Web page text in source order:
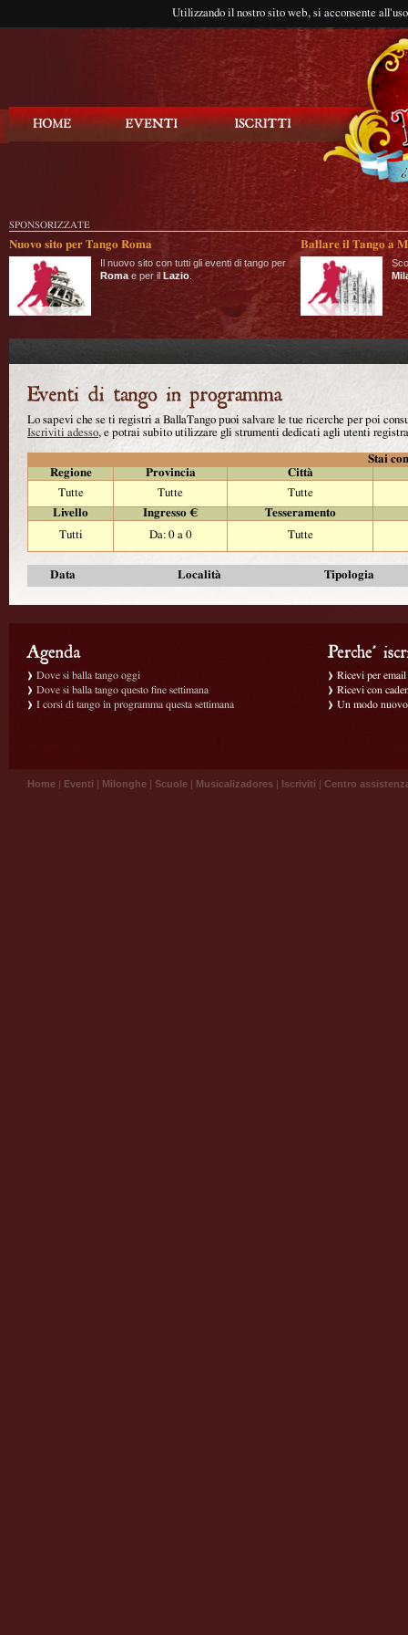
Utilizzando il nostro sito web, si acconsente
SPONSORIZZATE
Nuovo sito per Tango Roma
Il nuovo sito con tutti gli eventi di tango per
Roma e per il Lazio
Ballare il Tango a
Lo sapevi che se ti registri a BallaTango puoi salvare le tue ricerche per poi
Iscriviti adesso, e potrai subito utilizzare gli strumenti dedicati agli utenti
Stai
Regione
Provincia
Città
Tutte
Tutte
Tutte
Livello
Ingresso €
Tesseramento
Tutti
Da: 0 a 0 Tutte
Data Località Tipologia
Dove si balla tango oggi
Dove si balla tango questo fine settimana
I corsi di tango in programma questa settimana
Ricevi per
Ricevi con
Un modo
Home | Eventi | Milonghe | Scuole | Musicalizadores | Iscriviti | Centro